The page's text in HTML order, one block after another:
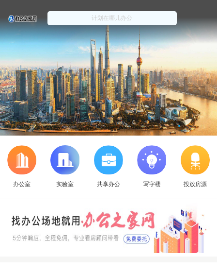
办公室 实验室 共享办公 写字楼 投放房源